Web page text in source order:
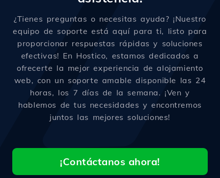
¿Tienes preguntas o necesitas ayuda? ¡Nuestro
equipo de soporte está aquí para ti, listo para
proporcionar respuestas rápidas y soluciones
efectivas! En Hostico, estamos dedicados a
ofrecerte la mejor experiencia de alojamiento
web, con un soporte amable disponible las 24
horas, los 7 días de la semana. ¡Ven y
hablemos de tus necesidades y encontremos
juntos las mejores soluciones!
¡Contáctanos ahora!